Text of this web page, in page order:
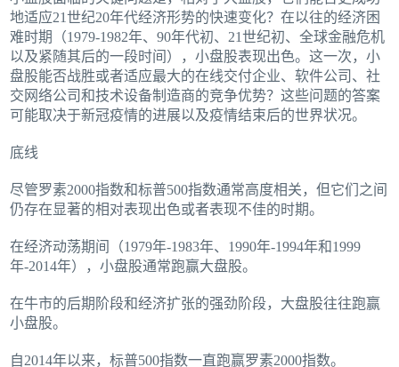
地适应21世纪20年代经济形势的快速变化？在以往的经济困
难时期（1979-1982年、90年代初、21世纪初、全球金融危机
以及紧随其后的一段时间），小盘股表现出色。这一次，小
盘股能否战胜或者适应最大的在线交付企业、软件公司、社
交网络公司和技术设备制造商的竞争优势？这些问题的答案
可能取决于新冠疫情的进展以及疫情结束后的世界状况。
底线
尽管罗素2000指数和标普500指数通常高度相关，但它们之间
仍存在显著的相对表现出色或者表现不佳的时期。
在经济动荡期间（1979年-1983年、1990年-1994年和1999
年-2014年），小盘股通常跑赢大盘股。
在牛市的后期阶段和经济扩张的强劲阶段，大盘股往往跑赢
小盘股。
自2014年以来，标普500指数一直跑赢罗素2000指数。